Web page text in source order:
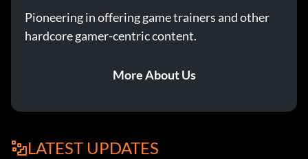
Pioneering in offering game trainers and other
hardcore gamer-centric content.
More About Us
LATEST UPDATES